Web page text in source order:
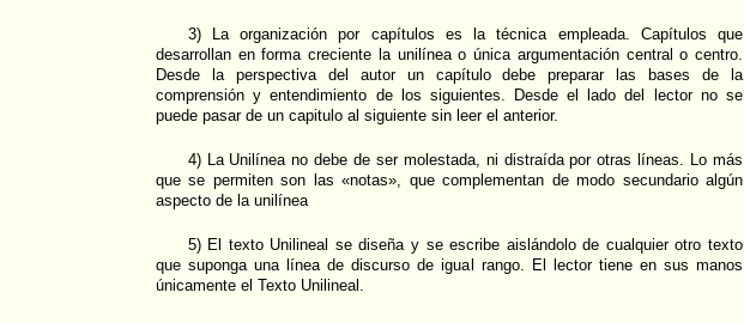
3) La organización por capítulos es la técnica empleada. Capítulos que
desarrollan en forma creciente la unilínea o única argumentación central o centro.
Desde la perspectiva del autor un capítulo debe preparar las bases de la
comprensión y entendimiento de los siguientes. Desde el lado del lector no se
puede pasar de un capitulo al siguiente sin leer el anterior.
4) La Unilínea no debe de ser molestada, ni distraída por otras líneas. Lo más
que se permiten son las «notas», que complementan de modo secundario algún
aspecto de la unilínea
5) El texto Unilineal se diseña y se escribe aislándolo de cualquier otro texto
que suponga una línea de discurso de igual rango. El lector tiene en sus manos
únicamente el Texto Unilineal.